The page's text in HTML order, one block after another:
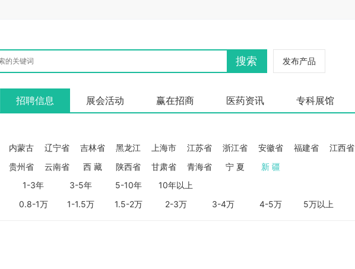
搜索 发布产品
招聘信息 展会活动 赢在招商 医药资讯 专科展馆
内蒙古 辽宁省 吉林省 黑龙江 上海市 江苏省 浙江省 安徽省 福建省 江西省
贵州省 云南省 西 藏 陕西省 甘肃省 青海省 宁 夏
新 疆
1-3年 3-5年 5-10年
10年以上
0.8-1万 1-1.5万 1.5-2万 2-3万 3-4万 4-5万 5万以上